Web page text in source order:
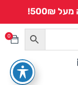
500₪!
0